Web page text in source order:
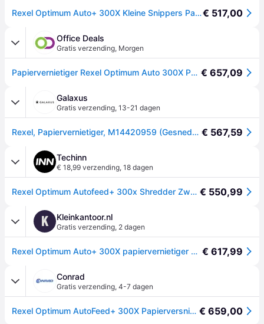
Rexel Optimum Auto+ 300X Kleine Snippers Papierversnipperaar€ 517,00
Office Deals
Gratis verzending, Morgen
Papiervernietiger Rexel Optimum Auto 300X P4 snippers 4x26mm € 657,09
Galaxus
Gratis verzending, 13-21 dagen
Rexel, Papiervernietiger, M14420959 (Gesneden deeltjes) € 567,59
Techinn
€ 18,99 verzending, 18 dagen
Rexel Optimum Autofeed+ 300x Shredder Zwart One Size / EU Plug 220V € 550,99
K Kleinkantoor.nl
Gratis verzending, 2 dagen
Rexel Optimum Auto+ 300X papiervernietiger Microversnippering Zwart, Grijs € 617,99
Conrad
Gratis verzending, 4-7 dagen
Rexel Optimum AutoFeed+ 300X Papierversnipperaar 300 vellen Micro cut 4 x 25 mm P-4 60 l Ook geschikt voor Paperclips, Nietjes, Creditcards € 659,00